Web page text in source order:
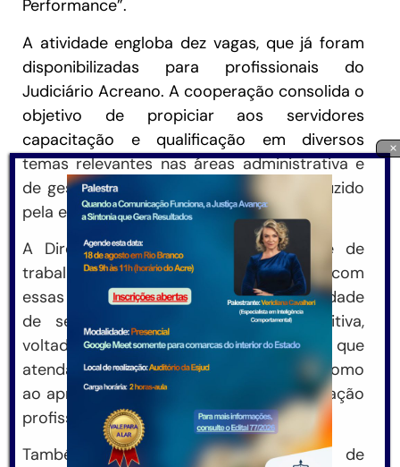
Performance”.
A atividade engloba dez vagas, que já foram
disponibilizadas para profissionais do
Judiciário Acreano. A cooperação consolida o
objetivo de propiciar aos servidores
capacitação e qualificação em diversos
temas relevantes nas áreas administrativa e
de gestão/liderança. O curso será conduzido
pela equipe da CGU-AC.
A Direção da Escola e a sua equipe de
trabalho continuarão mantendo diálogo com
essas e outras instituições, com a finalidade
de se estabelecer uma agenda positiva,
voltada à consecução de projetos que
atendam a necessidades mútuas, bem como
ao aprimoramento do ensino e à qualificação
profissional.
Também está prevista a celebração de
×